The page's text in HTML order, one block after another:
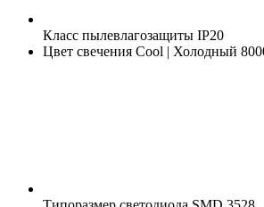
Класс пылевлагозащиты IP20
Цвет свечения Cool | Холодный